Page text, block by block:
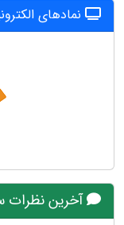
نمادهای
آخرین نظرات